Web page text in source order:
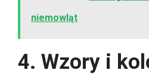
niemowląt
4. Wzory i